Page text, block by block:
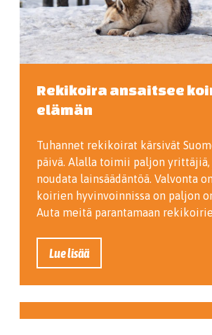
Rekikoira ansaitsee
elämän
Tuhannet rekikoirat kärsivät
päivä. Alalla toimii paljon
noudata lainsäädäntöä. Valvonta
koirien hyvinvoinnissa on paljon
Auta meitä parantamaan
Lue lisää